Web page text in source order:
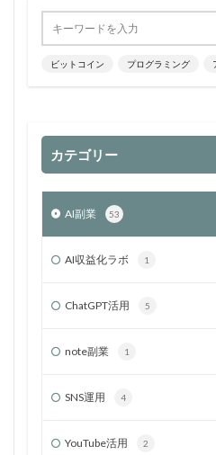
ビットコイン プログラミング
カテゴリー
AI副業 53
AI収益化ラボ 1
ChatGPT活用 5
note副業 1
SNS運用 4
YouTube活用 2